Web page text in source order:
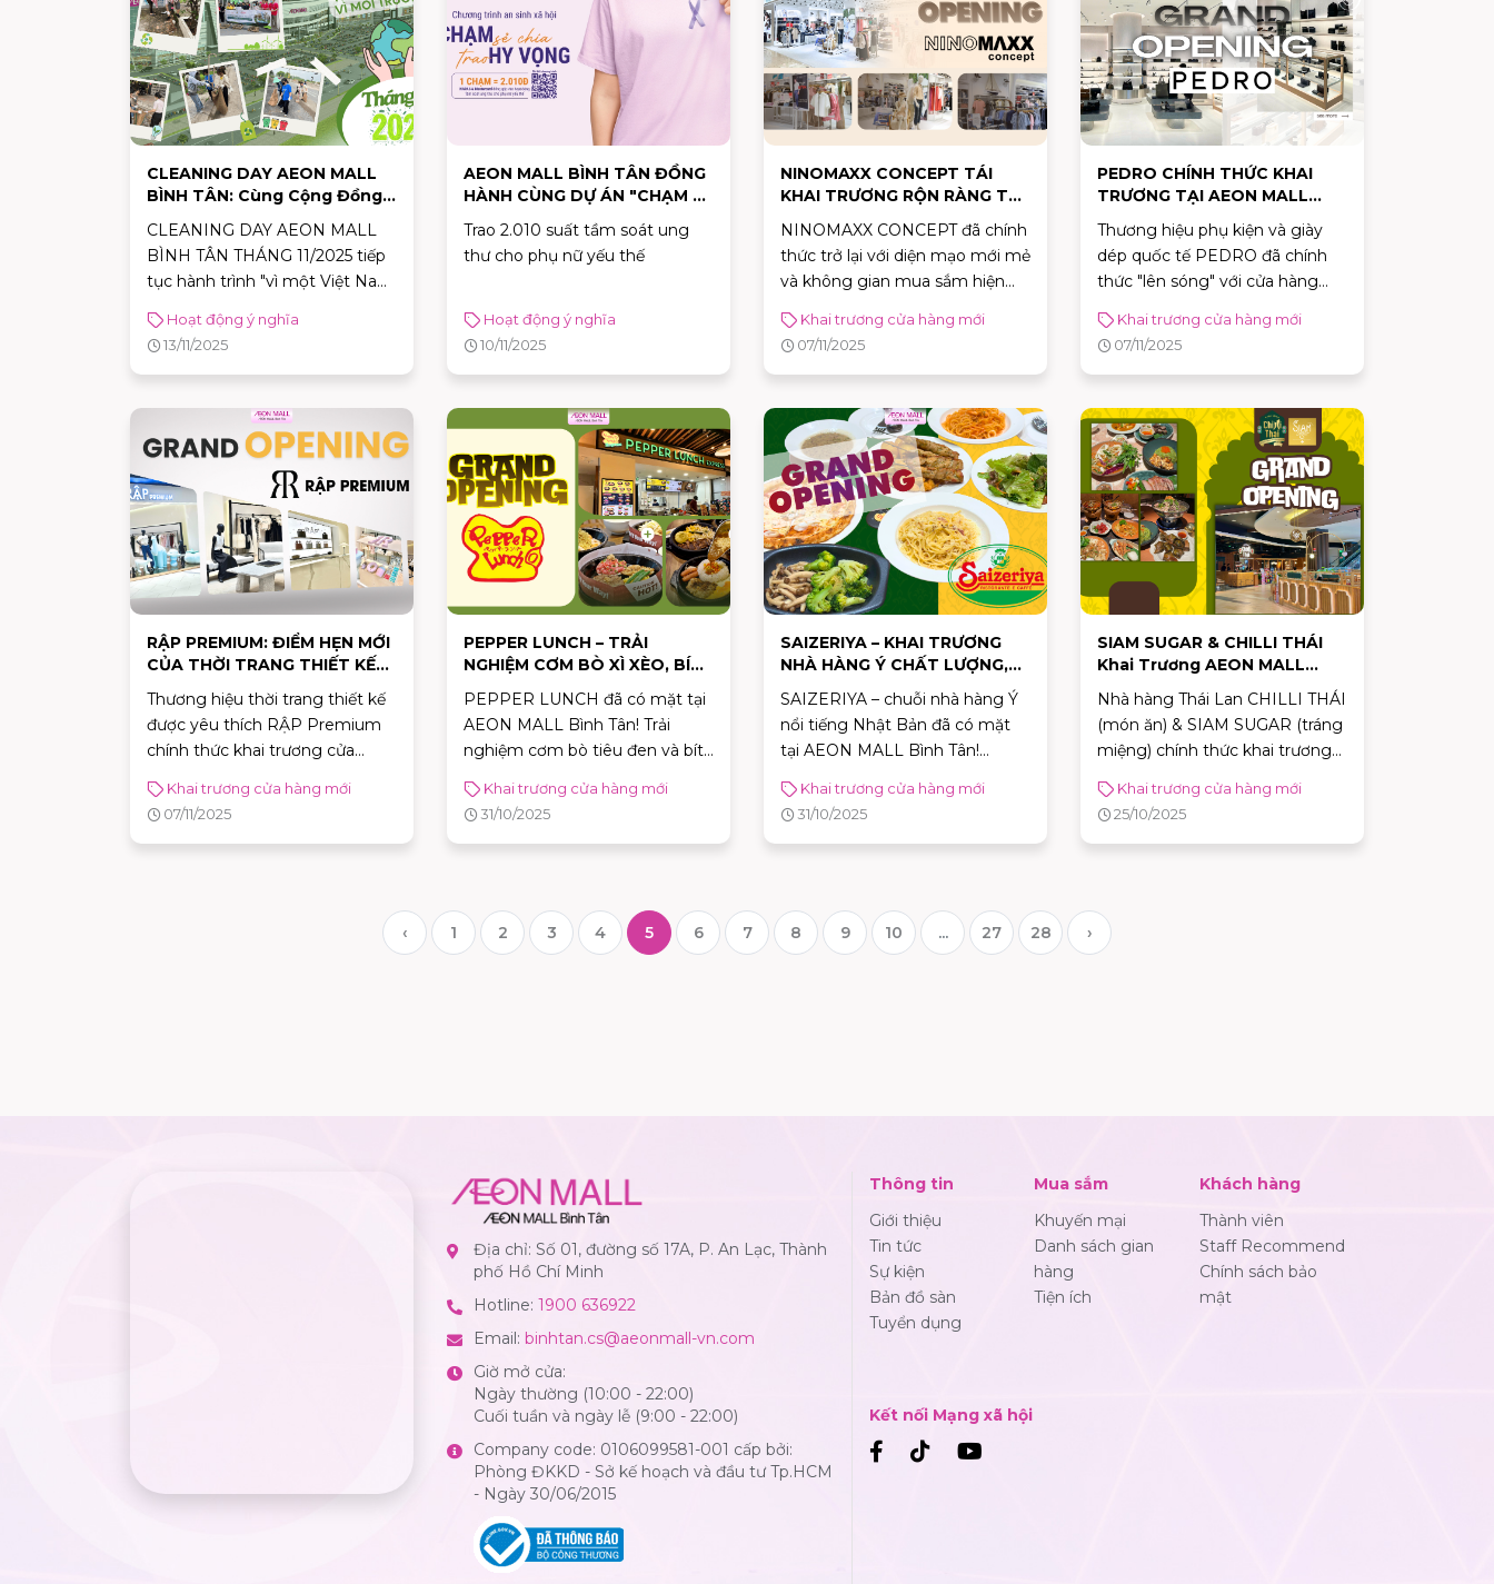
CLEANING DAY AEON MALL
BÌNH TÂN: Cùng Cộng Đồng
CLEANING DAY AEON MALL
BÌNH TÂN THÁNG 11/2025 tiếp
tục hành trình "vì một Việt Nam
động dọn dẹp, phân loại rác,
chung tay cùng nhân viên TTTM
vệ môi trường!
Hoạt động ý nghĩa
13/11/2025
AEON MALL BÌNH TÂN ĐỒNG
HÀNH CÙNG DỰ ÁN "CHẠM SẺ
CHIA - TRAO HI VỌNG"
Trao 2.010 suất tầm soát ung
thư cho phụ nữ yếu thế
Hoạt động ý nghĩa
10/11/2025
NINOMAXX CONCEPT TÁI
KHAI TRƯƠNG RỘN RÀNG TẠI
NINOMAXX CONCEPT đã chính
thức trở lại với diện mạo mới mẻ
và không gian mua sắm hiện
BÌNH TÂN!
Khai trương cửa hàng mới
07/11/2025
PEDRO CHÍNH THỨC KHAI
TRƯƠNG TẠI AEON MALL
Thương hiệu phụ kiện và giày
dép quốc tế PEDRO đã chính
thức "lên sóng" với cửa hàng
AEON MALL BÌNH TÂN.
Khai trương cửa hàng mới
07/11/2025
RẬP PREMIUM: ĐIỂM HẸN MỚI
CỦA THỜI TRANG THIẾT KẾ
TẠI AEON MALL BÌNH TÂN!
Thương hiệu thời trang thiết kế
được yêu thích RẬP Premium
chính thức khai trương cửa
MALL Bình Tân
Khai trương cửa hàng mới
07/11/2025
PEPPER LUNCH – TRẢI
NGHIỆM CƠM BÒ XÌ XÈO, BÍT
MALL BÌNH TÂN
PEPPER LUNCH đã có mặt tại
AEON MALL Bình Tân! Trải
nghiệm cơm bò tiêu đen và bít
chảo sắt độc quyền. Tìm nhà
hàng Nhật ở AEON MALL Bình
Khai trương cửa hàng mới
31/10/2025
SAIZERIYA – KHAI TRƯƠNG
NHÀ HÀNG Ý CHẤT LƯỢNG,
GIÁ HỢP LÝ TẠI AEON MALL
BÌNH TÂN
SAIZERIYA – chuỗi nhà hàng Ý
nổi tiếng Nhật Bản đã có mặt
tại AEON MALL Bình Tân!
thực Ý chất lượng với mức giá
cực kỳ hợp lý. Tìm kiếm nhà
Khai trương cửa hàng mới
31/10/2025
SIAM SUGAR & CHILLI THÁI
Khai Trương AEON MALL
Thực Nhà Hàng Thái Lan
Đích Thực!
Nhà hàng Thái Lan CHILLI THÁI
(món ăn) & SIAM SUGAR (tráng
miệng) chính thức khai trương
phá Tom Yum, Pad Thái, Trà sữa
Thái và ưu đãi hấp dẫn.
Khai trương cửa hàng mới
25/10/2025
‹ 1 2 3 4 5 6 7 8 9 10 ... 27 28 ›
Địa chỉ: Số 01, đường số 17A, P. An Lạc, Thành
phố Hồ Chí Minh
Hotline: 1900 636922
Email: binhtan.cs@aeonmall-vn.com
Giờ mở cửa:
Ngày thường (10:00 - 22:00)
Cuối tuần và ngày lễ (9:00 - 22:00)
Company code: 0106099581-001 cấp bởi:
Phòng ĐKKD - Sở kế hoạch và đầu tư Tp.HCM
- Ngày 30/06/2015
Thông tin
Giới thiệu
Tin tức
Sự kiện
Bản đồ sàn
Tuyển dụng
Mua sắm
Khuyến mại
Danh sách gian
hàng
Tiện ích
Khách hàng
Thành viên
Staff Recommend
Chính sách bảo
mật
Kết nối Mạng xã hội